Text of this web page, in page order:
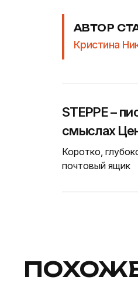
АВТОР
Кристина
STEPPE –
смыслах
Коротко,
почтовый ящик